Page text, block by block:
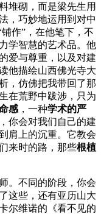
堆砌，而是梁先生用
，巧妙地运用到对中
作”，在他笔下，不
学智慧的艺术品。他
爱与尊重，以及对建
他描绘山西佛光寺大
，仿佛把我带回了那
在荒野中跋涉，只为
感 ，一种学术的严
你会对我们自己的建
肩上的沉重。它教会
来时的路，那些根植
。不同的阶段，你会
这些，还有亚历山大
尔维诺的《看不见的